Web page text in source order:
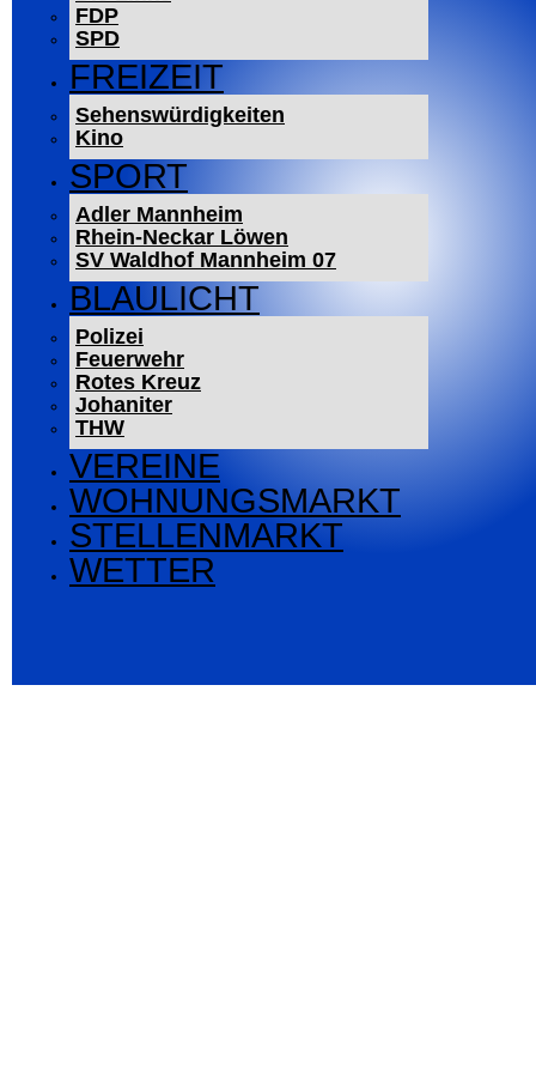
FDP
SPD
FREIZEIT
Sehenswürdigkeiten
Kino
SPORT
Adler Mannheim
Rhein-Neckar Löwen
SV Waldhof Mannheim 07
BLAULICHT
Polizei
Feuerwehr
Rotes Kreuz
Johaniter
THW
VEREINE
WOHNUNGSMARKT
STELLENMARKT
WETTER